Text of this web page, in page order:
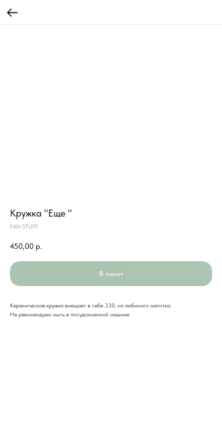
Кружка "Еще "
FAN STUFF
450,00 р.
В пакет
Керамическая кружка вмещает в себя 330, мл любимого напитка.
Не рекомендуем мыть в посудомоечной машине.